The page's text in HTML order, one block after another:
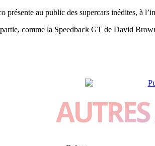
présente au public des supercars inédites, à
partie, comme la Speedback GT de David